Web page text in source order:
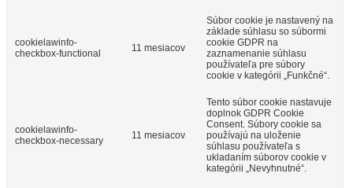
cookielawinfo-
checkbox-functional
11 mesiacov
Súbor cookie je nastavený na
základe súhlasu so súbormi
cookie GDPR na
zaznamenanie súhlasu
používateľa pre súbory
cookie v kategórii „Funkčné“.
cookielawinfo-
checkbox-necessary
11 mesiacov
Tento súbor cookie nastavuje
doplnok GDPR Cookie
Consent. Súbory cookie sa
používajú na uloženie
súhlasu používateľa s
ukladaním súborov cookie v
kategórii „Nevyhnutné“.